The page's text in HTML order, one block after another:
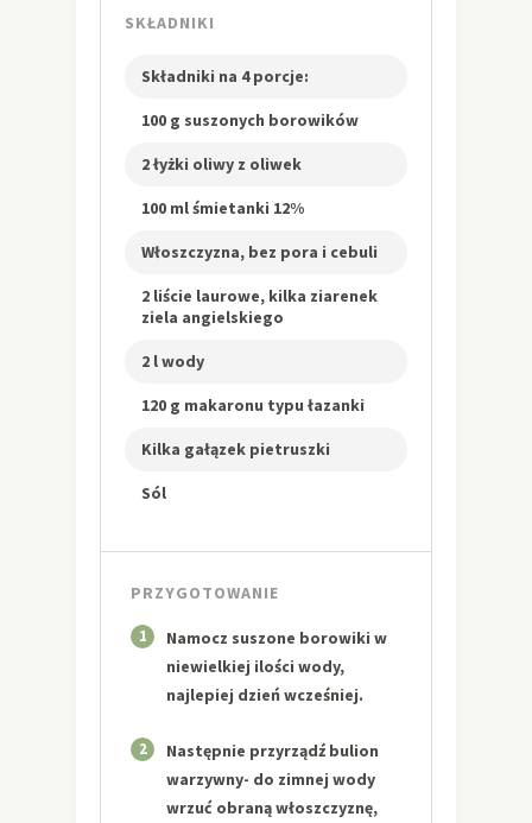
SKŁADNIKI
Składniki na 4 porcje:
100 g suszonych borowików
2 łyżki oliwy z oliwek
100 ml śmietanki 12%
Włoszczyzna, bez pora i cebuli
2 liście laurowe, kilka ziarenek
ziela angielskiego
2 l wody
120 g makaronu typu łazanki
Kilka gałązek pietruszki
Sól
PRZYGOTOWANIE
1
Namocz suszone borowiki w
niewielkiej ilości wody,
najlepiej dzień wcześniej.
2
Następnie przyrządź bulion
warzywny- do zimnej wody
wrzuć obraną włoszczyznę,